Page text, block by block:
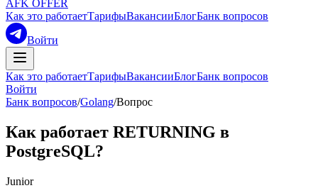
AFK OFFER
Как это работаетТарифыВакансииБлогБанк вопросов
Войти
Как это работаетТарифыВакансииБлогБанк вопросов
Войти
Банк вопросов/Golang/Вопрос
Как работает RETURNING в
PostgreSQL?
Junior